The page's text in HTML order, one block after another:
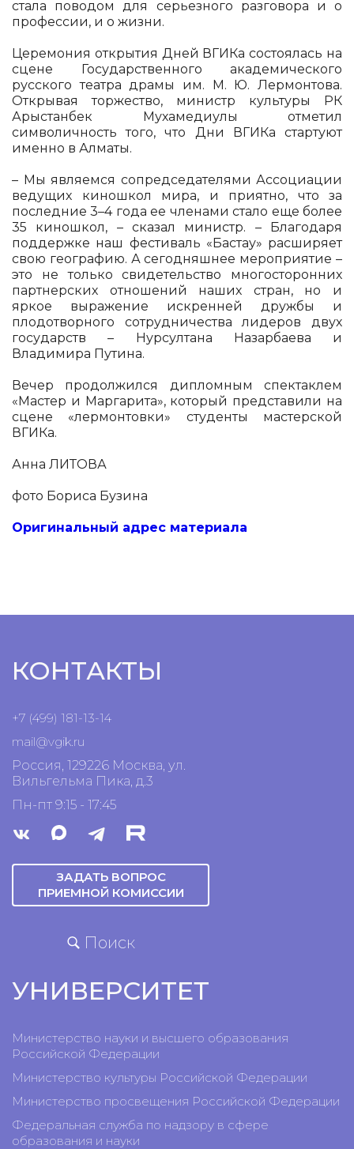
стала поводом для серьезного разговора и о
профессии, и о жизни.
Церемония открытия Дней ВГИКа состоялась на
сцене Государственного академического
русского театра драмы им. М. Ю. Лермонтова.
Открывая торжество, министр культуры РК
Арыстанбек Мухамедиулы отметил
символичность того, что Дни ВГИКа стартуют
именно в Алматы.
– Мы являемся сопредседателями Ассоциации
ведущих киношкол мира, и приятно, что за
последние 3–4 года ее членами стало еще более
35 киношкол, – сказал министр. – Благодаря
поддержке наш фестиваль «Бастау» расширяет
свою географию. А сегодняшнее мероприятие –
это не только свидетельство многосторонних
партнерских отношений наших стран, но и
яркое выражение искренней дружбы и
плодотворного сотрудничества лидеров двух
государств – Нурсултана Назарбаева и
Владимира Путина.
Вечер продолжился дипломным спектаклем
«Мастер и Маргарита», который представили на
сцене «лермонтовки» студенты мастерской
ВГИКа.
Анна ЛИТОВА
фото Бориса Бузина
Оригинальный адрес материала
КОНТАКТЫ
+7 (499) 181-13-14
mail@vgik.ru
Россия, 129226 Москва, ул.
Вильгельма Пика, д.3
Пн-пт 9:15 - 17:45
ЗАДАТЬ ВОПРОС
ПРИЕМНОЙ КОМИССИИ
Поиск
УНИВЕРСИТЕТ
Министерство науки и высшего образования
Российской Федерации
Министерство культуры Российской Федерации
Министерство просвещения Российской Федерации
Федеральная служба по надзору в сфере
образования и науки